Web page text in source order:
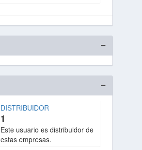
DISTRIBUIDOR
1
Este usuario es distribuidor de
estas empresas.